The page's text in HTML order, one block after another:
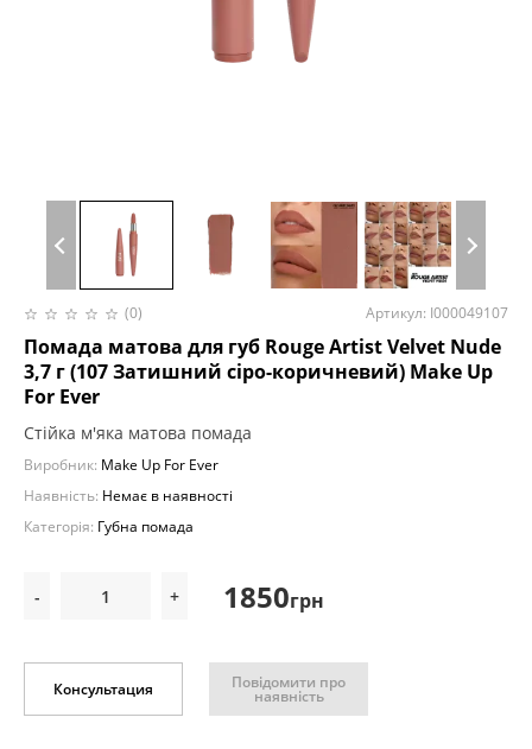
(0) Артикул: I000049107
Помада матова для губ Rouge Artist Velvet Nude
3,7 г (107 Затишний сіро-коричневий) Make Up
For Ever
Стійка м'яка матова помада
Виробник: Make Up For Ever
Наявність: Немає в наявності
Категорія: Губна помада
- + 1850грн
Консультация Повідомити про
наявність